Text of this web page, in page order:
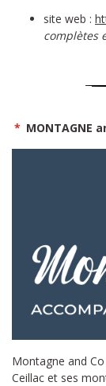
site web :
complètes
* MONTAGNE
Montagne and
Ceillac et ses